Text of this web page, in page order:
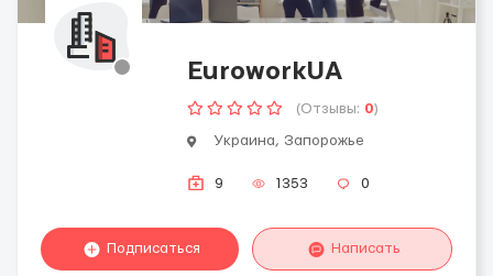
EuroworkUA
(Отзывы: 0)
Украина, Запорожье
9 1353 0
Подписаться Написать